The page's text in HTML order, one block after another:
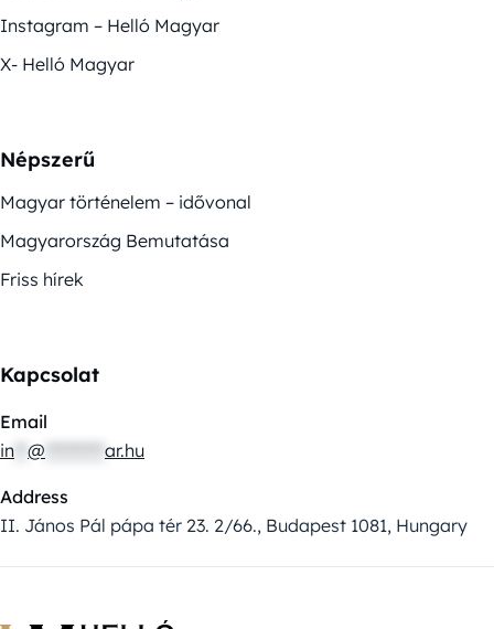
Instagram – Helló Magyar
X- Helló Magyar
Népszerű
Magyar történelem – idővonal
Magyarország Bemutatása
Friss hírek
Kapcsolat
Email
in @ ar.hu
Address
II. János Pál pápa tér 23. 2/66., Budapest 1081, Hungary